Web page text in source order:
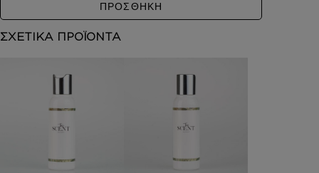
ΠΡΟΣΘΗΚΗ
ΣΧΕΤΙΚΑ ΠΡΟΪΟΝΤΑ